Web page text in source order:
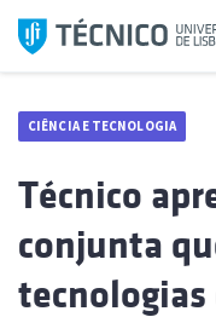
Saltar
para
CIÊNCIA E TECNOLOGIA
Técnico
conjunta